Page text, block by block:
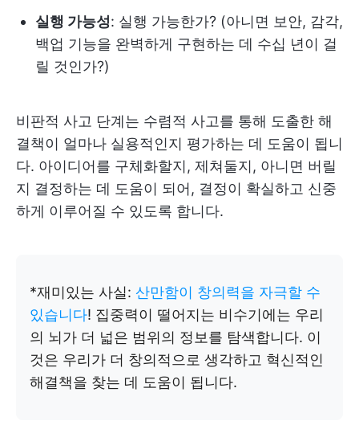
실행 가능성: 실행 가능한가? (아니면 보안, 감각,
백업 기능을 완벽하게 구현하는 데 수십 년이 걸
릴 것인가?)
비판적 사고 단계는 수렴적 사고를 통해 도출한 해
결책이 얼마나 실용적인지 평가하는 데 도움이 됩니
다. 아이디어를 구체화할지, 제쳐둘지, 아니면 버릴
지 결정하는 데 도움이 되어, 결정이 확실하고 신중
하게 이루어질 수 있도록 합니다.
*재미있는 사실: 산만함이 창의력을 자극할 수
있습니다! 집중력이 떨어지는 비수기에는 우리
의 뇌가 더 넓은 범위의 정보를 탐색합니다. 이
것은 우리가 더 창의적으로 생각하고 혁신적인
해결책을 찾는 데 도움이 됩니다.